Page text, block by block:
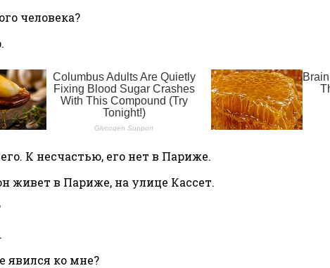
человека?
К несчастью, его нет в Париже.
живет в Париже, на улице Кассет.
явился ко мне?